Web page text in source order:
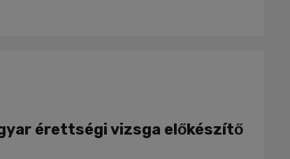
érettségi vizsga előkészítő